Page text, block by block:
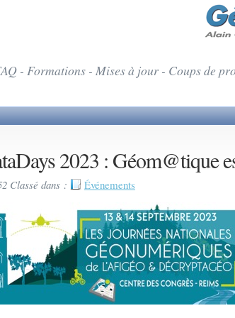
- Formations - Mises à jour - Coups de
2023 : Géom@tique
Classé dans : Événements